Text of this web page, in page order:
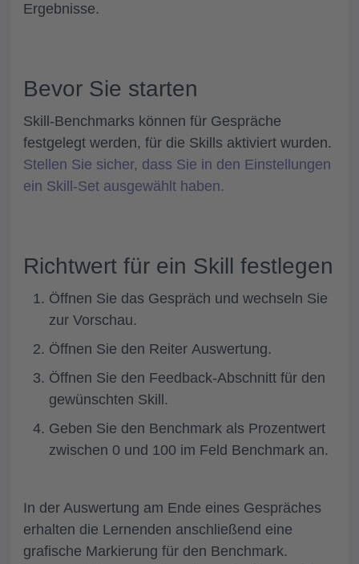
Ergebnisse.
Bevor Sie starten
Skill-Benchmarks können für Gespräche
festgelegt werden, für die Skills aktiviert wurden.
Stellen Sie sicher, dass Sie in den Einstellungen
ein Skill-Set ausgewählt haben.
Richtwert für ein Skill festlegen
Öffnen Sie das Gespräch und wechseln Sie
zur Vorschau.
Öffnen Sie den Reiter Auswertung.
Öffnen Sie den Feedback-Abschnitt für den
gewünschten Skill.
Geben Sie den Benchmark als Prozentwert
zwischen 0 und 100 im Feld Benchmark an.
In der Auswertung am Ende eines Gespräches
erhalten die Lernenden anschließend eine
grafische Markierung für den Benchmark.